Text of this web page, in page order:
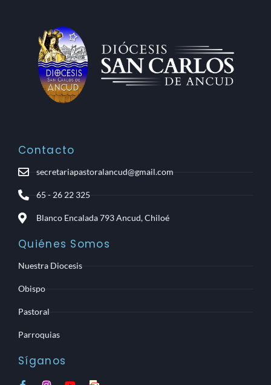
Contacto
secretariapastoralancud@gmail.com
65 - 26 22 325
Blanco Encalada 793 Ancud, Chiloé
Quiénes Somos
Nuestra Diocesis
Obispo
Pastoral
Parroquias
Síganos